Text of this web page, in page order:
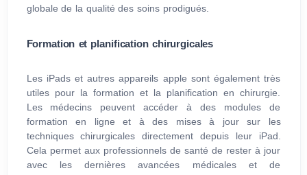
globale de la qualité des soins prodigués.
Formation et planification chirurgicales
Les iPads et autres appareils apple sont également très
utiles pour la formation et la planification en chirurgie.
Les médecins peuvent accéder à des modules de
formation en ligne et à des mises à jour sur les
techniques chirurgicales directement depuis leur iPad.
Cela permet aux professionnels de santé de rester à jour
avec les dernières avancées médicales et de